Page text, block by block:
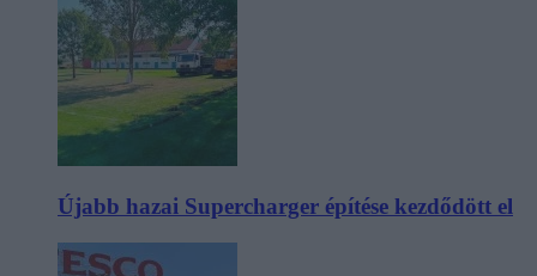
Újabb hazai Supercharger építése kezdődött el